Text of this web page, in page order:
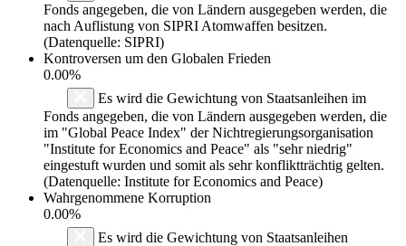
Fonds angegeben, die von Ländern ausgegeben werden, die
nach Auflistung von SIPRI Atomwaffen besitzen.
(Datenquelle: SIPRI)
Kontroversen um den Globalen Frieden
0.00%
Es wird die Gewichtung von Staatsanleihen im
Fonds angegeben, die von Ländern ausgegeben werden, die
im "Global Peace Index" der Nichtregierungsorganisation
"Institute for Economics and Peace" als "sehr niedrig"
eingestuft wurden und somit als sehr konfliktträchtig gelten.
(Datenquelle: Institute for Economics and Peace)
Wahrgenommene Korruption
0.00%
Es wird die Gewichtung von Staatsanleihen